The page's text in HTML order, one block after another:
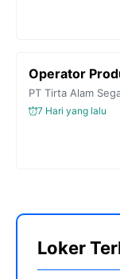
Operator
PT Tirta Alam
7 Hari yang lalu
Loker